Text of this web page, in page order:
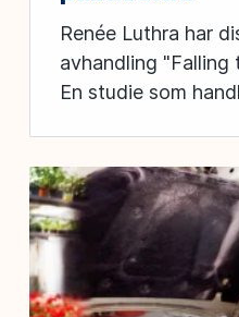
Renée Luthra har
avhandling "Falling
En studie som